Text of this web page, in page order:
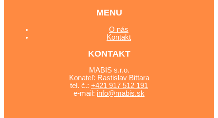
MENU
O nás
Kontakt
KONTAKT
MABIS s.r.o.
Konateľ: Rastislav Bittara
tel. č.: +421 917 512 191
e-mail: info@mabis.sk